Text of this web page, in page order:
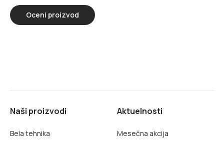
Oceni proizvod
Naši proizvodi
Bela tehnika
Aktuelnosti
Mesečna akcija